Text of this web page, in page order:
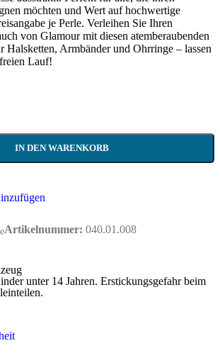
möchten und Wert auf hochwertige
je Perle. Verleihen Sie Ihren
von Glamour mit diesen atemberaubenden
Halsketten, Armbänder und Ohrringe – lassen
Lauf!
IN DEN WARENKORB
Artikelnummer: 040.01.008
unter 14 Jahren. Erstickungsgefahr beim